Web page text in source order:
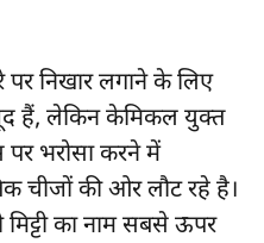
पर निखारलगाने के लिए
हैं, लेकिन केमिकल युक्त
पर भरोसा करने में
चीजों की ओर लौट रहे है।
मिट्टी का नाम सबसे ऊपर